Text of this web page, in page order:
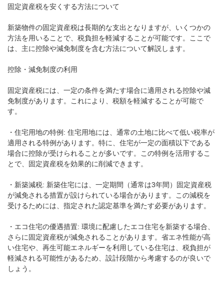
固定資産税を安くする方法について
新築物件の固定資産税は長期的な支出となりますが、いくつかの
方法を用いることで、税負担を軽減することが可能です。ここで
は、主に控除や減免制度を含む方法について解説します。
控除・減免制度の利用
固定資産税には、一定の条件を満たす場合に適用される控除や減
免制度があります。これにより、税額を軽減することが可能で
す。
・住宅用地の特例: 住宅用地には、通常の土地に比べて低い税率が
適用される特例があります。特に、住宅が一定の面積以下である
場合に控除が受けられることが多いです。この特例を活用するこ
とで、固定資産税を効果的に削減できます。
・新築減税: 新築住宅には、一定期間（通常は3年間）固定資産税
が減免される措置が設けられている場合があります。この減税を
受けるためには、指定された認定基準を満たす必要があります。
・エコ住宅の優遇措置: 環境に配慮したエコ住宅を新築する場合、
さらに固定資産税が減免されることがあります。省エネ性能が高
い住宅や、再生可能エネルギーを利用している住宅は、税負担が
軽減される可能性があるため、設計段階から考慮するのが良いで
しょう。